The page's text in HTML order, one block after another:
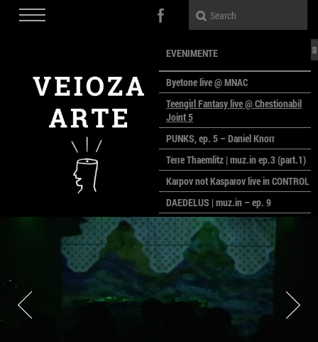
EVENIMENTE
Byetone live @ MNAC
Teengirl Fantasy live @ Chestionabil
Joint 5
PUNKS, ep. 5 – Daniel Knorr
Terre Thaemlitz | muz.in ep.3 (part.1)
Karpov not Kasparov live in CONTROL
DAEDELUS | muz.in – ep. 9
LALELE, LALELE – prima premieră a
anului la MACAZ
CinePOLSKA – filme poloneze la
București
PEOPLE OF ROMANIA se lansează la
galeria Simeza
All Stars For Outernational